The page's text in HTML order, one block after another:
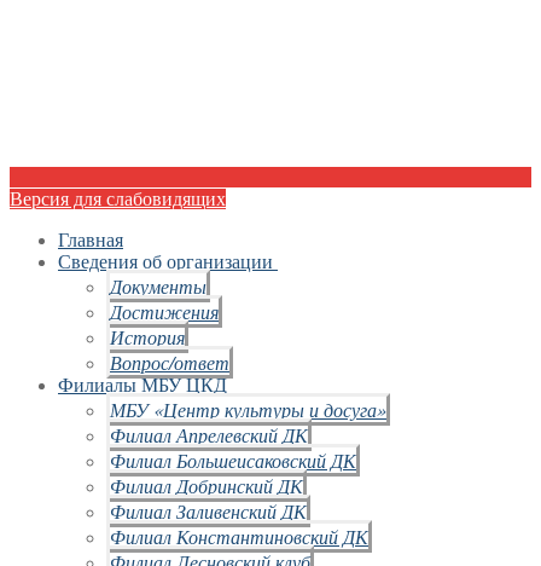
Версия для слабовидящих
Главная
Сведения об организации
Документы
Достижения
История
Вопрос/ответ
Филиалы МБУ ЦКД
МБУ «Центр культуры и досуга»
Филиал Апрелевский ДК
Филиал Большеисаковский ДК
Филиал Добринский ДК
Филиал Заливенский ДК
Филиал Константиновский ДК